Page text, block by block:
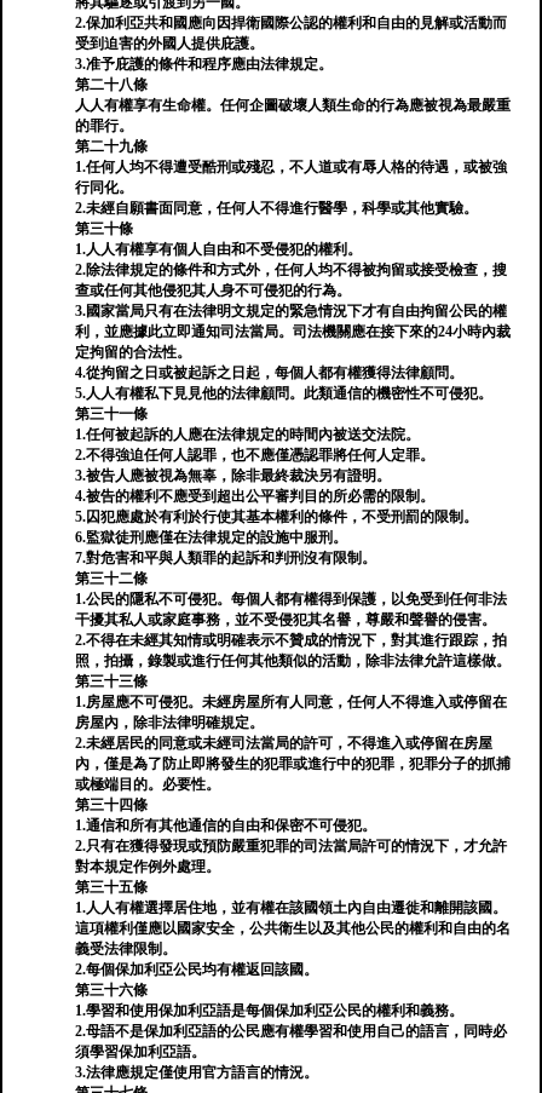
2.保加利亞共和國應向因捍衛國際公認的權利和自由的見解或活動而
受到迫害的外國人提供庇護。
3.准予庇護的條件和程序應由法律規定。
第二十八條
人人有權享有生命權。任何企圖破壞人類生命的行為應被視為最嚴重
的罪行。
第二十九條
1.任何人均不得遭受酷刑或殘忍，不人道或有辱人格的待遇，或被強
行同化。
2.未經自願書面同意，任何人不得進行醫學，科學或其他實驗。
第三十條
1.人人有權享有個人自由和不受侵犯的權利。
2.除法律規定的條件和方式外，任何人均不得被拘留或接受檢查，搜
查或任何其他侵犯其人身不可侵犯的行為。
3.國家當局只有在法律明文規定的緊急情況下才有自由拘留公民的權
利，並應據此立即通知司法當局。司法機關應在接下來的24小時內裁
定拘留的合法性。
4.從拘留之日或被起訴之日起，每個人都有權獲得法律顧問。
5.人人有權私下見見他的法律顧問。此類通信的機密性不可侵犯。
第三十一條
1.任何被起訴的人應在法律規定的時間內被送交法院。
2.不得強迫任何人認罪，也不應僅憑認罪將任何人定罪。
3.被告人應被視為無辜，除非最終裁決另有證明。
4.被告的權利不應受到超出公平審判目的所必需的限制。
5.囚犯應處於有利於行使其基本權利的條件，不受刑罰的限制。
6.監獄徒刑應僅在法律規定的設施中服刑。
7.對危害和平與人類罪的起訴和判刑沒有限制。
第三十二條
1.公民的隱私不可侵犯。每個人都有權得到保護，以免受到任何非法
干擾其私人或家庭事務，並不受侵犯其名譽，尊嚴和聲譽的侵害。
2.不得在未經其知情或明確表示不贊成的情況下，對其進行跟踪，拍
照，拍攝，錄製或進行任何其他類似的活動，除非法律允許這樣做。
第三十三條
1.房屋應不可侵犯。未經房屋所有人同意，任何人不得進入或停留在
房屋內，除非法律明確規定。
2.未經居民的同意或未經司法當局的許可，不得進入或停留在房屋
內，僅是為了防止即將發生的犯罪或進行中的犯罪，犯罪分子的抓捕
或極端目的。必要性。
第三十四條
1.通信和所有其他通信的自由和保密不可侵犯。
2.只有在獲得發現或預防嚴重犯罪的司法當局許可的情況下，才允許
對本規定作例外處理。
第三十五條
1.人人有權選擇居住地，並有權在該國領土內自由遷徙和離開該國。
這項權利僅應以國家安全，公共衛生以及其他公民的權利和自由的名
義受法律限制。
2.每個保加利亞公民均有權返回該國。
第三十六條
1.學習和使用保加利亞語是每個保加利亞公民的權利和義務。
2.母語不是保加利亞語的公民應有權學習和使用自己的語言，同時必
須學習保加利亞語。
3.法律應規定僅使用官方語言的情況。